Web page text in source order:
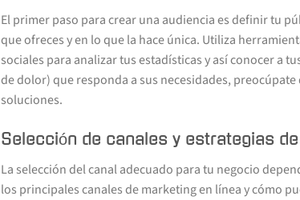
El primer paso para crear una audiencia es definir tu
que ofreces y en lo que la hace única. Utiliza
sociales para analizar tus estadísticas y así conocer a
de dolor) que responda a sus necesidades,
soluciones.
Selección de canales y estrategias
La selección del canal adecuado para tu negocio
los principales canales de marketing en línea y cómo